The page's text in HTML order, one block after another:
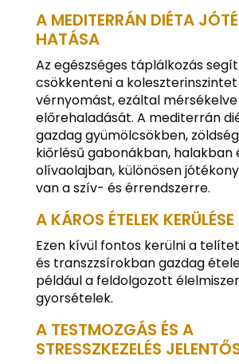
A MEDITERRÁN DIÉTA
HATÁSA
Az egészséges táplálkozás
csökkenteni a koleszterinszintet
vérnyomást, ezáltal
előrehaladását. A mediterrán
gazdag gyümölcsökben,
kiőrlésű gabonákban, halakban
olívaolajban, különösen
van a szív- és érrendszerre.
A KÁROS ÉTELEK KERÜLÉSE
Ezen kívül fontos kerülni a
és transzzsírokban gazdag
például a feldolgozott
gyorsételek.
A TESTMOZGÁS ÉS A
STRESSZKEZELÉS